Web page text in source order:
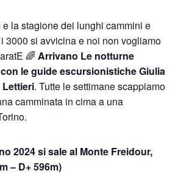
e la stagione dei lunghi cammini e
3000 si avvicina e noi non vogliamo
🌈 Arrivano Le notturne
le guide escursionistiche Giulia
Lettieri. Tutte le settimane scappiamo
camminata in cima a una
2024 si sale al Monte Freidour,
– D+ 596m)